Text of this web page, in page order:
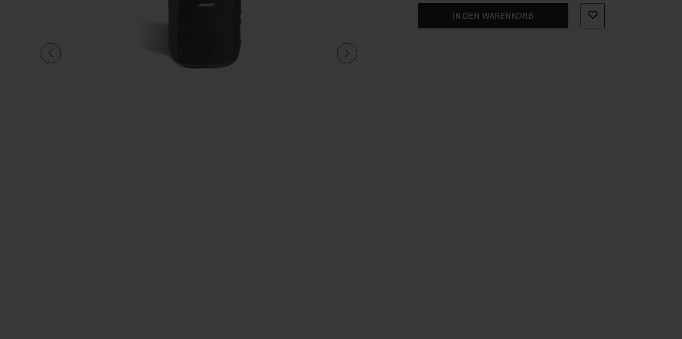
IN DEN WARENKORB